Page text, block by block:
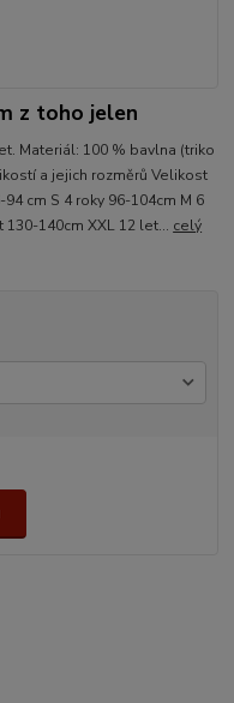
z toho jelen
Materiál: 100 % bavlna (triko
a jejich rozměrů Velikost
cm S 4 roky 96-104cm M 6
140cm XXL 12 let... celý